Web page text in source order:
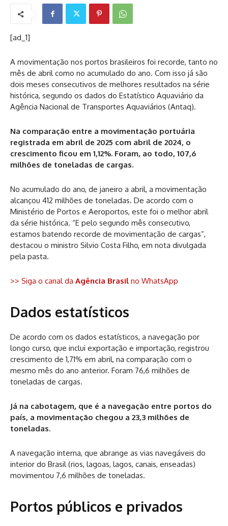
[ad_1]
A movimentação nos portos brasileiros foi recorde, tanto no
mês de abril como no acumulado do ano. Com isso já são
dois meses consecutivos de melhores resultados na série
histórica, segundo os dados do Estatístico Aquaviário da
Agência Nacional de Transportes Aquaviários (Antaq).
Na comparação entre a movimentação portuária
registrada em abril de 2025 com abril de 2024, o
crescimento ficou em 1,12%. Foram, ao todo, 107,6
milhões de toneladas de cargas.
No acumulado do ano, de janeiro a abril, a movimentação
alcançou 412 milhões de toneladas. De acordo com o
Ministério de Portos e Aeroportos, este foi o melhor abril
da série histórica. “E pelo segundo mês consecutivo,
estamos batendo recorde de movimentação de cargas”,
destacou o ministro Silvio Costa Filho, em nota divulgada
pela pasta.
>> Siga o canal da Agência Brasil no WhatsApp
Dados estatísticos
De acordo com os dados estatísticos, a navegação por
longo curso, que inclui exportação e importação, registrou
crescimento de 1,71% em abril, na comparação com o
mesmo mês do ano anterior. Foram 76,6 milhões de
toneladas de cargas.
Já na cabotagem, que é a navegação entre portos do
país, a movimentação chegou a 23,3 milhões de
toneladas.
A navegação interna, que abrange as vias navegáveis do
interior do Brasil (rios, lagoas, lagos, canais, enseadas)
movimentou 7,6 milhões de toneladas.
Portos públicos e privados